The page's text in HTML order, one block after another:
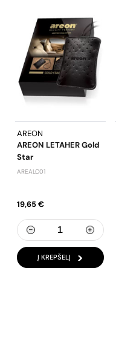
AREON
AREON LETAHER Gold
Star
AREALC01
19,65 €
Į KREPŠELĮ